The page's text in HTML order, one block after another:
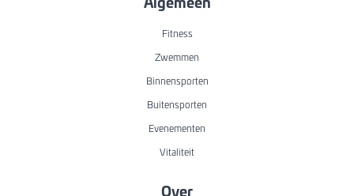
Fitness
Zwemmen
Binnensporten
Buitensporten
Evenementen
Vitaliteit
Over